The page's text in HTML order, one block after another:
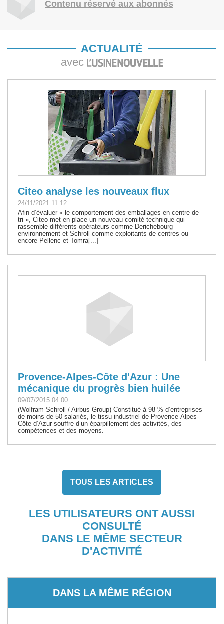
Contenu réservé aux abonnés
ACTUALITÉ
avec
Citeo analyse les nouveaux flux
24/11/2021 11:12
Afin d’évaluer « le comportement des emballages en centre de
tri », Citeo met en place un nouveau comité technique qui
rassemble différents opérateurs comme Derichebourg
environnement et Schroll comme exploitants de centres ou
encore Pellenc et Tomra[...]
Provence-Alpes-Côte d'Azur : Une
mécanique du progrès bien huilée
09/07/2015 04:00
(Wolfram Schroll / Airbus Group) Constitué à 98 % d’entreprises
de moins de 50 salariés, le tissu industriel de Provence-Alpes-
Côte d’Azur souffre d’un éparpillement des activités, des
compétences et des moyens.
TOUS LES ARTICLES
LES UTILISATEURS ONT AUSSI
CONSULTÉ
DANS LE MÊME SECTEUR
D'ACTIVITÉ
DANS LA MÊME RÉGION